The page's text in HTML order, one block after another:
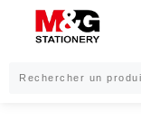
content